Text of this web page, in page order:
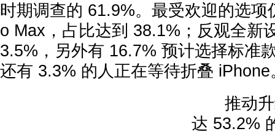
时期调查的 61.9%。最受欢迎的选项
o Max，占比达到 38.1%；反观全新
3.5%，另外有 16.7% 预计选择标准
还有 3.3% 的人正在等待折叠 iPhone
推动升
达 53.2%